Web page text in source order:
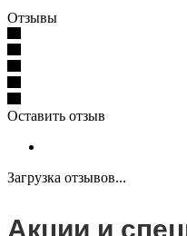
Отзывы
Оставить отзыв
Загрузка отзывов...
Акции и